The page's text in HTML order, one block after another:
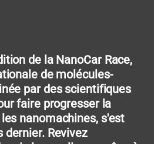
de la NanoCar Race,
de molécules-
par des scientifiques
faire progresser la
nanomachines, s'est
dernier. Revivez